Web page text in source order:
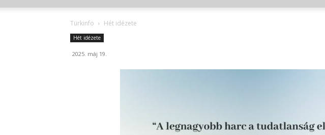
Türkinfo Hét idézete
Hét idézete
2025. máj 19.